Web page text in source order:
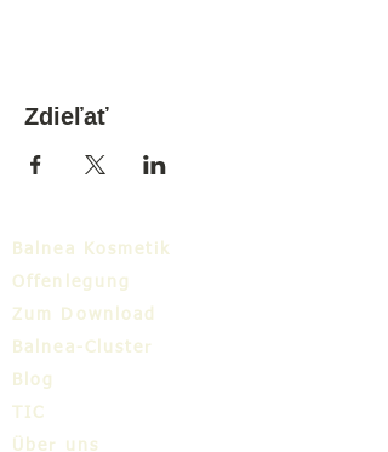
Zdieľať
Balnea Kosmetik
Offenlegung
Zum Download
Balnea-Cluster
Blog
TIC
Über uns